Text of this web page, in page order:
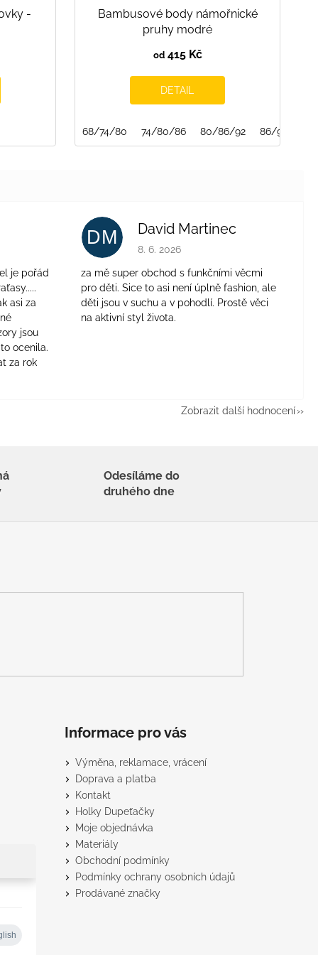
134/140 146/152
-
Bambusové body námořnické
pruhy modré
od415 Kč
DETAIL
68/74/80 74/80/86 80/86/92 86/92/98
4 z 5 hvězdiček.
je pořád
asi za
jsou
ocenila.
za rok
DM David Martinec
Hodnocení obchodu je 5 z 5 hvězdiček.
8. 6. 2026
za mě super obchod s funkčními věcmi
pro děti. Sice to asi není úplně fashion, ale
děti jsou v suchu a v pohodlí. Prostě věci
na aktivní styl života.
Zobrazit další hodnocení
Odesíláme do
druhého dne
Informace pro vás
Výměna, reklamace, vrácení
Doprava a platba
Kontakt
Holky Dupeťačky
Moje objednávka
Materiály
Obchodní podmínky
Podmínky ochrany osobních údajů
Prodávané značky